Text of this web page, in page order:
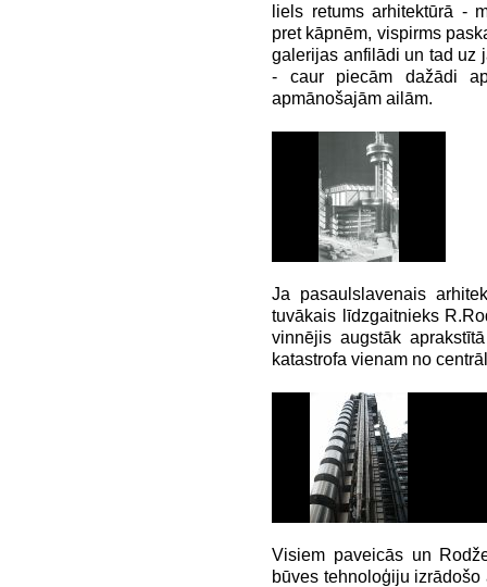
liels retums arhitektūrā -
pret kāpnēm, vispirms
galerijas anfilādi un tad uz
- caur piecām dažādi
apmānošajām ailām.
Ja pasaulslavenais
tuvākais līdzgaitnieks
vinnējis augstāk
katastrofa vienam no
Visiem paveicās un
būves tehnoloģiju